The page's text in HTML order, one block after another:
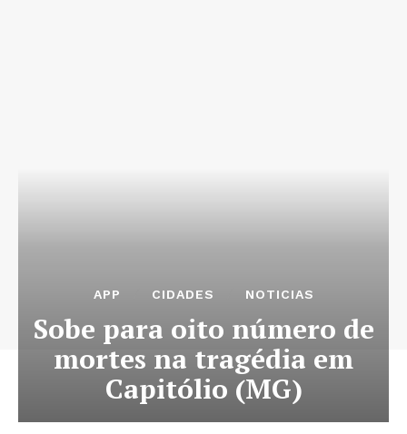
APP CIDADES NOTICIAS
Sobe para oito número de
mortes na tragédia em
Capitólio (MG)